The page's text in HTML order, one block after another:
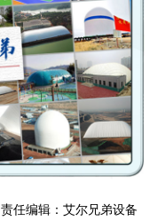
责任编辑：艾尔兄弟设备